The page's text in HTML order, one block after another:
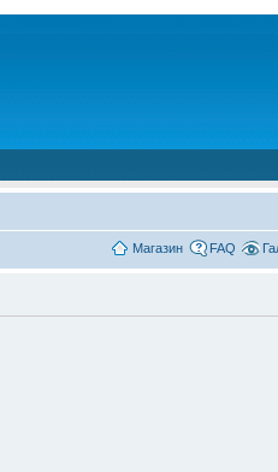
Магазин FAQ